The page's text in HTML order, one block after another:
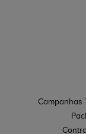
Campanhas